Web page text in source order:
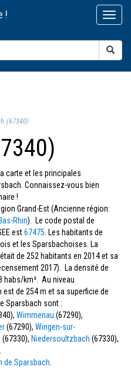
!
(67340)
carte et les principales
Connaissez-vous bien
!
Grand-Est (Ancienne région:
Bas-Rhin). Le code postal de
est67475 . Les habitants de
et les Sparsbachoises. La
de 252 habitants en 2014 et sa
2017). La densité de
habs/km². Au niveau
de 254 m et sa superficie de
Sparsbach sont :
Wimmenau (67290),
(67290), Wingen-sur-
(67330), Niedersoultzbach (67330),
de Sparsbach